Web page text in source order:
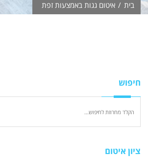
בית / איטום גגות באמצעות זפת
חיפוש
ציון איטום